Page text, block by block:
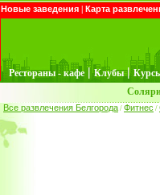
Новые заведения | Карта
Рестораны - кафе | Клубы |
Все развлечения Белгорода / Фитнес /